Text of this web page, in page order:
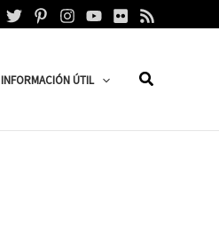
INFORMACIÓN ÚTIL